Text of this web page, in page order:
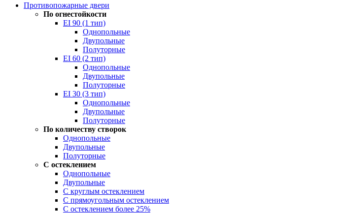
Противопожарные двери
По огнестойкости
EI 90 (1 тип)
Однопольные
Двупольные
Полуторные
EI 60 (2 тип)
Однопольные
Двупольные
Полуторные
EI 30 (3 тип)
Однопольные
Двупольные
Полуторные
По количеству створок
Однопольные
Двупольные
Полуторные
С остеклением
Однопольные
Двупольные
С круглым остеклением
С прямоугольным остеклением
С остеклением более 25%